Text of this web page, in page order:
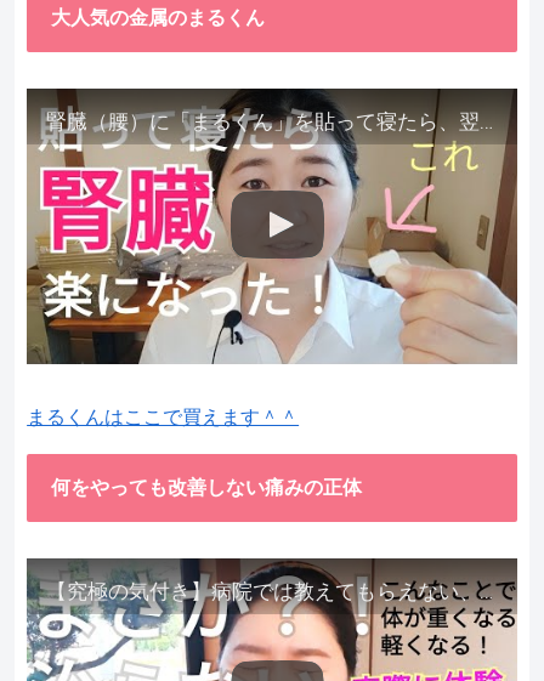
大人気の金属のまるくん
腎臓（腰）に「まるくん」を貼って寝たら、翌朝めちゃ楽でびっくりしました。腎臓叩いても痛くない！【お客様の声を試してみた】
まるくんはここで買えます＾＾
何をやっても改善しない痛みの正体
【究極の気付き】病院では教えてもらえない、その長年悩んできた痛み、症状、どうして治らないのか？痛みの正体、実際に今すぐ試して知ってほしい。